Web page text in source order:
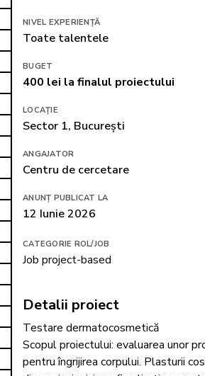
NIVEL EXPERIENȚĂ
Toate talentele
BUGET
400 lei la finalul proiectului
LOCAȚIE
Sector 1, București
ANGAJATOR
Centru de cercetare
ANUNȚ PUBLICAT LA
12 Iunie 2026
CATEGORIE ROL/JOB
Job project-based
Detalii proiect
Testare dermatocosmetică
Scopul proiectului: evaluarea unor
pentru îngrijirea corpului. Plasturii